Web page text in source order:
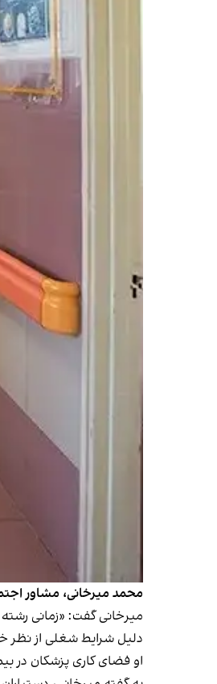
محمد میرخانی، مشاور
میرخانی گفت: «زمانی
دلیل شرایط شغلی از نظر
او فضای کاری پزشکان در